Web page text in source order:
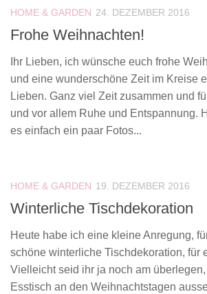
HOME & GARDEN 24. DEZEMBER 2016
Frohe Weihnachten!
Ihr Lieben, ich wünsche euch frohe
und eine wunderschöne Zeit im Kreise
Lieben. Ganz viel Zeit zusammen und
und vor allem Ruhe und Entspannung.
es einfach ein paar Fotos...
HOME & GARDEN 19. DEZEMBER 2016
Winterliche Tischdekoration
Heute habe ich eine kleine Anregung,
schöne winterliche Tischdekoration, für
Vielleicht seid ihr ja noch am
Esstisch an den Weihnachtstagen